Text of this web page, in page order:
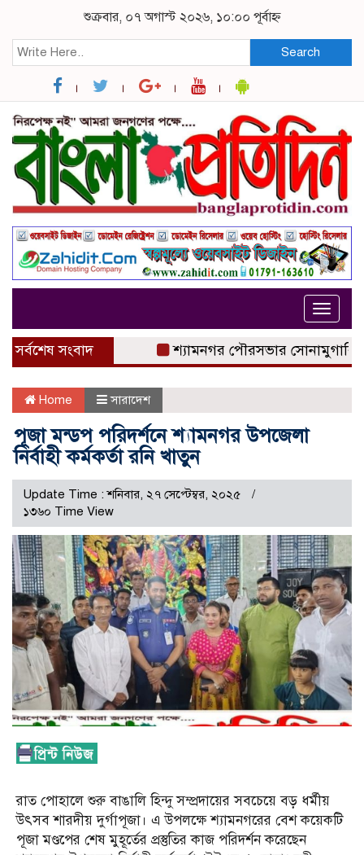
শুক্রবার, ০৭ অগাস্ট ২০২৬, ১০:০০ পূর্বাহ্ন
Search
Toggle
সর্বশেষ সংবাদ শ্যামনগর পৌরসভার সোনামুগারি
Home সারাদেশ
পূজা মন্ডপ পরিদর্শনে শ্যামনগর উপজেলা
নির্বাহী কর্মকর্তা রনি খাতুন
Update Time : শনিবার, ২৭ সেপ্টেম্বর, ২০২৫
১৩৬০ Time View
রাত পোহালে শুরু বাঙালি হিন্দু সম্প্রদায়ের সবচেয়ে বড় ধর্মীয়
উৎসব শারদীয় দুর্গাপূজা। এ উপলক্ষে শ্যামনগরের বেশ কয়েকটি
পূজা মণ্ডপের শেষ মুহূর্তের প্রস্তুতির কাজ পরিদর্শন করেছেন